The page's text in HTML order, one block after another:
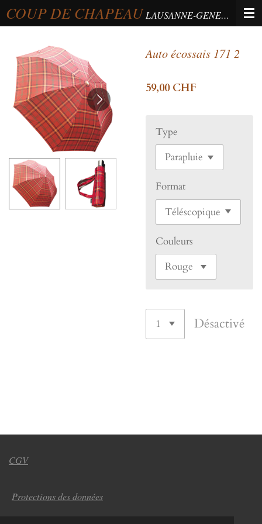
Passer
au
principal
COUP DE CHAPEAU LAUSANNE-GENEVA-BERNE
Auto écossais 171 2
59,00 CHF
Type
Format
Couleurs
Désactivé
CGV
Protections des données